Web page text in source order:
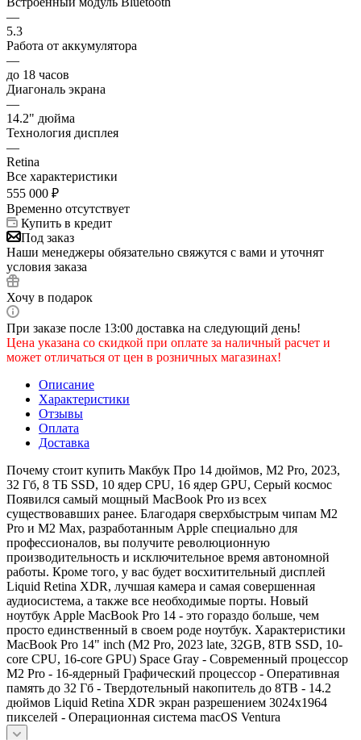
—
5.3
Работа от аккумулятора
—
до 18 часов
Диагональ экрана
—
14.2" дюйма
Технология дисплея
—
Retina
Все характеристики
555 000 ₽
Временно отсутствует
Купить в кредит
Под заказ
Наши менеджеры обязательно свяжутся с вами и уточнят
условия заказа
Хочу в подарок
При заказе после 13:00 доставка на следующий день!
Цена указана со скидкой при оплате за наличный расчет и
может отличаться от цен в розничных магазинах!
Описание
Характеристики
Отзывы
Оплата
Доставка
Почему стоит купить Макбук Про 14 дюймов, М2 Pro, 2023,
32 Гб, 8 ТБ SSD, 10 ядер CPU, 16 ядер GPU, Серый космос
Появился самый мощный MacBook Pro из всех
существовавших ранее. Благодаря сверхбыстрым чипам M2
Pro и M2 Max, разработанным Apple специально для
профессионалов, вы получите революционную
производительность и исключительное время автономной
работы. Кроме того, у вас будет восхитительный дисплей
Liquid Retina XDR, лучшая камера и самая совершенная
аудиосистема, а также все необходимые порты. Новый
ноутбук Apple MacBook Pro 14 - это гораздо больше, чем
просто единственный в своем роде ноутбук. Характеристики
MacBook Pro 14" inch (M2 Pro, 2023 late, 32GB, 8TB SSD, 10-
core CPU, 16-core GPU) Space Gray - Современный процессор
М2 Pro - 16-ядерный Графический процессор - Оперативная
память до 32 Гб - Твердотельный накопитель до 8TB - 14.2
дюймов Liquid Retina XDR экран разрешением 3024x1964
пикселей - Операционная система macOS Ventura